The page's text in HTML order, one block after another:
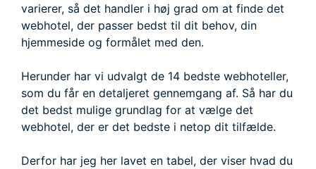
varierer, så det handler i høj grad om at finde det
webhotel, der passer bedst til dit behov, din
hjemmeside og formålet med den.
Herunder har vi udvalgt de 14 bedste webhoteller,
som du får en detaljeret gennemgang af. Så har du
det bedst mulige grundlag for at vælge det
webhotel, der er det bedste i netop dit tilfælde.
Derfor har jeg her lavet en tabel, der viser hvad du